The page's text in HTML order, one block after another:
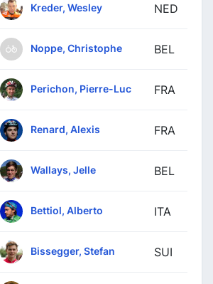
Kreder, Wesley NED
Noppe, Christophe BEL
Perichon, Pierre-Luc FRA
Renard, Alexis FRA
Wallays, Jelle BEL
Bettiol, Alberto ITA
Bissegger, Stefan SUI